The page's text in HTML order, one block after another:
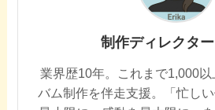
制作ディレクタ
業界歴10年。これまで1,000
バム制作を伴走支援。「忙し